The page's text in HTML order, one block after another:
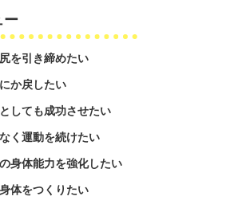
ー
を引き締めたい
か戻したい
しても成功させたい
く運動を続けたい
身体能力を強化したい
体をつくりたい